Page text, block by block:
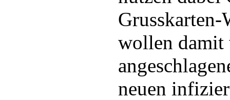
Grusskarten-
wollen
neuen